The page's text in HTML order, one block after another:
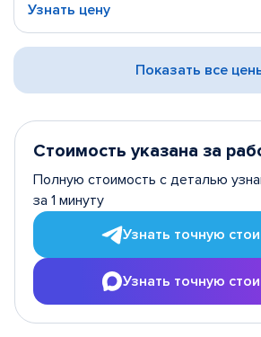
Узнать цену
Показать все
Стоимость указана за
Полную стоимость с деталью
за 1 минуту
Узнать точную
Узнать точную